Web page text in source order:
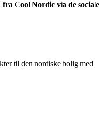
Cool Nordic via de sociale
til den nordiske bolig med